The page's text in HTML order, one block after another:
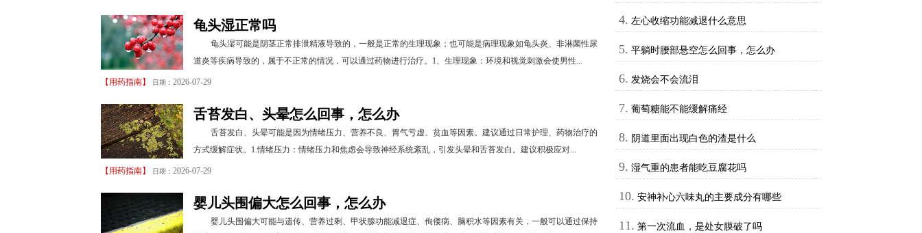
龟头湿正常吗
龟头湿可能是阴茎正常排泄精液导致的，一般是正常的生理现象；也可能是病理现象如龟头炎、非淋菌性尿
道炎等疾病导致的，属于不正常的情况，可以通过药物进行治疗。1、生理现象：环境和视觉刺激会使男性...
【 用药指南】 日期： 2026-07-29
舌苔发白、头晕怎么回事，怎么办
舌苔发白、头晕可能是因为情绪压力、营养不良、胃气亏虚、贫血等因素。建议通过日常护理、药物治疗的
方式缓解症状。1.情绪压力：情绪压力和焦虑会导致神经系统紊乱，引发头晕和舌苔发白。建议积极应对...
【 用药指南】 日期： 2026-07-29
婴儿头围偏大怎么回事，怎么办
婴儿头围偏大可能与遗传、营养过剩、甲状腺功能减退症、佝偻病、脑积水等因素有关，一般可以通过保持
4. 左心收缩功能减退什么意思
5. 平躺时腰部悬空怎么回事，怎么办
6. 发烧会不会流泪
7. 葡萄糖能不能缓解痛经
8. 阴道里面出现白色的渣是什么
9. 湿气重的患者能吃豆腐花吗
10. 安神补心六味丸的主要成分有哪些
11. 第一次流血，是处女膜破了吗